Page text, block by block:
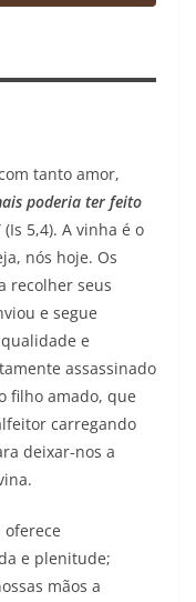
tanto amor,
poderia ter feito
(Is 5,4). A vinha é o
nós hoje. Os
recolher seus
e segue
e
assassinado
filho amado, que
carregando
deixar-nos a
oferece
e plenitude;
mãos a